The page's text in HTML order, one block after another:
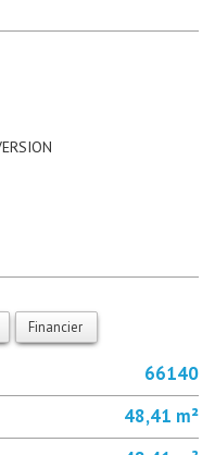
Financier
66140
48,41 m²